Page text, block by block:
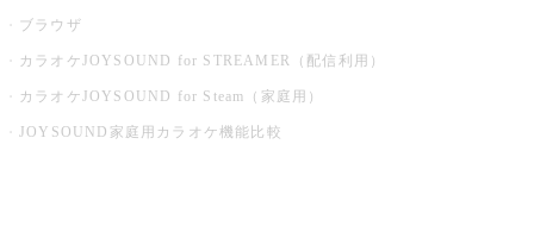
ブラウザ
カラオケJOYSOUND for STREAMER（配信利用）
カラオケJOYSOUND for Steam（家庭用）
JOYSOUND家庭用カラオケ機能比較